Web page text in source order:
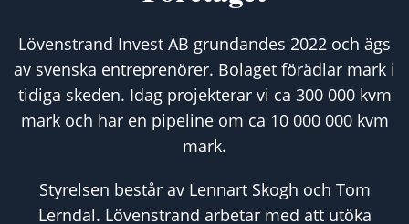
Lövenstrand Invest AB grundandes 2022 och ägs
av svenska entreprenörer. Bolaget förädlar mark i
tidiga skeden. Idag projekterar vi ca 300 000 kvm
mark och har en pipeline om ca 10 000 000 kvm
mark.
Styrelsen består av Lennart Skogh och Tom
Lerndal. Lövenstrand arbetar med att utöka